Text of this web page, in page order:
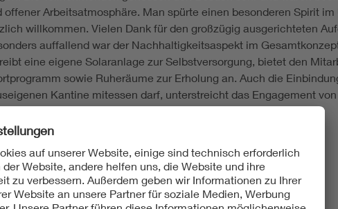
offener Arbeitsatmosphäre. Man spürte einen besonderen Spirit
willkommen. Vielen Dank für den großzügig ausgerichteten
auffallend war der Nachhaltigkeitsaspekt im
eine eigene Solaranlage zur Selbstversorgung, bietet den
sowie Ruheräume zur Erholung an. Auch die
Kantine mitessen darf, unterstreicht das Engagement
Miteinander.